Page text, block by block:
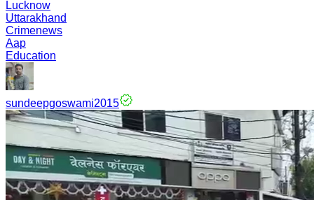
Lucknow
Uttarakhand
Crimenews
Aap
Education
sundeepgoswami2015